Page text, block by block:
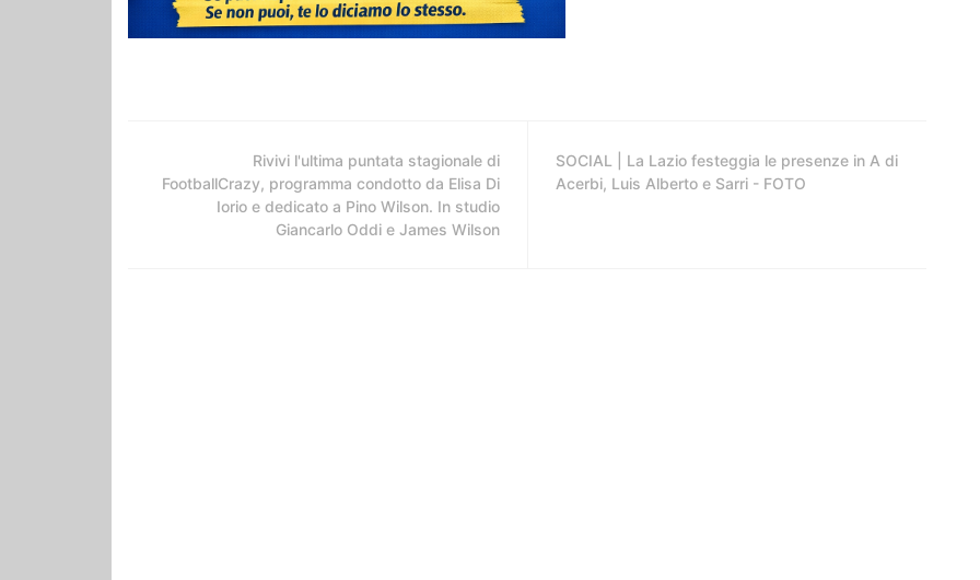
Rivivi l'ultima puntata stagionale di
FootballCrazy, programma condotto da Elisa Di
Iorio e dedicato a Pino Wilson. In studio
Giancarlo Oddi e James Wilson
SOCIAL | La Lazio festeggia le presenze in A di
Acerbi, Luis Alberto e Sarri - FOTO